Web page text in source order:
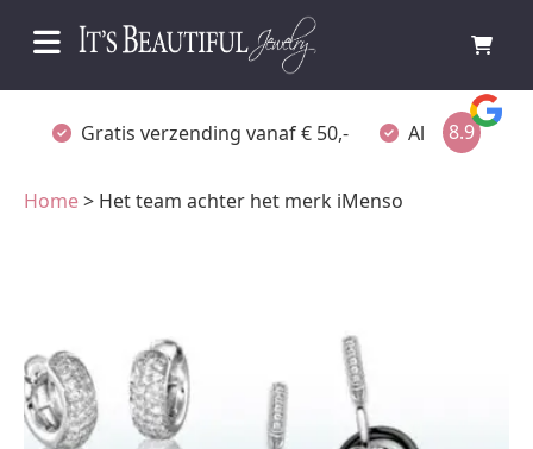
Gratis verzending vanaf € 50,- Altijd verpakt
8.9
Home> Het team achter het merk iMenso